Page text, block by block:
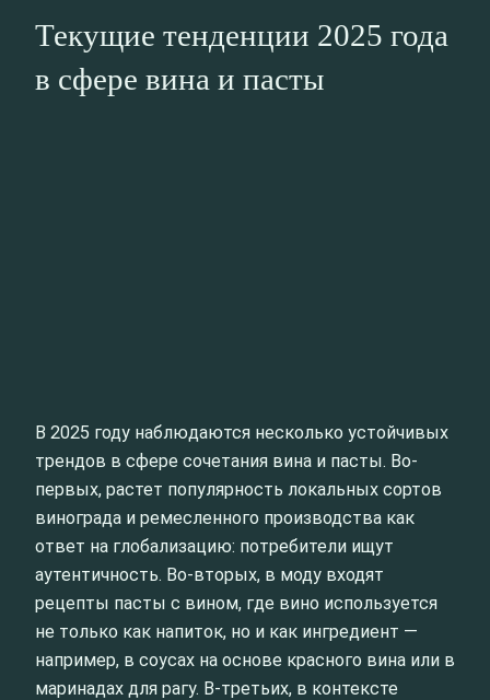
Текущие тенденции 2025 года
в сфере вина и пасты
В 2025 году наблюдаются несколько устойчивых
трендов в сфере сочетания вина и пасты. Во-
первых, растет популярность локальных сортов
винограда и ремесленного производства как
ответ на глобализацию: потребители ищут
аутентичность. Во-вторых, в моду входят
рецепты пасты с вином, где вино используется
не только как напиток, но и как ингредиент —
например, в соусах на основе красного вина или в
маринадах для рагу. В-третьих, в контексте